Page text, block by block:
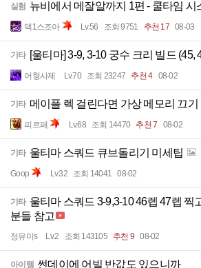
실험 뉴비에서 메잘알까지 1편 - 쿨타임 시
덱1스조아 Lv.56 조회 9751 추천 17 08-03
기타 [울티마] 3-9, 3-10 궁수 크리 빌드 (45,
어형사제 Lv.70 조회 23247 추천 4 08-02
기타 메이플 렉 걸린다면 가상 메모리 끄기
피르페 Lv.68 조회 14470 추천 7 08-02
기타 울티마 스쿼드 큐브돌리기 미세팁
Goop Lv.32 조회 14041 08-02
기타 울티마 스쿼드 3-9,3-10 46렙 47렙 찍
분들 참고
정유미s Lv.2 조회 143105 추천 9 08-02
아이템 썬데이에 어빌 반값도 있으니까